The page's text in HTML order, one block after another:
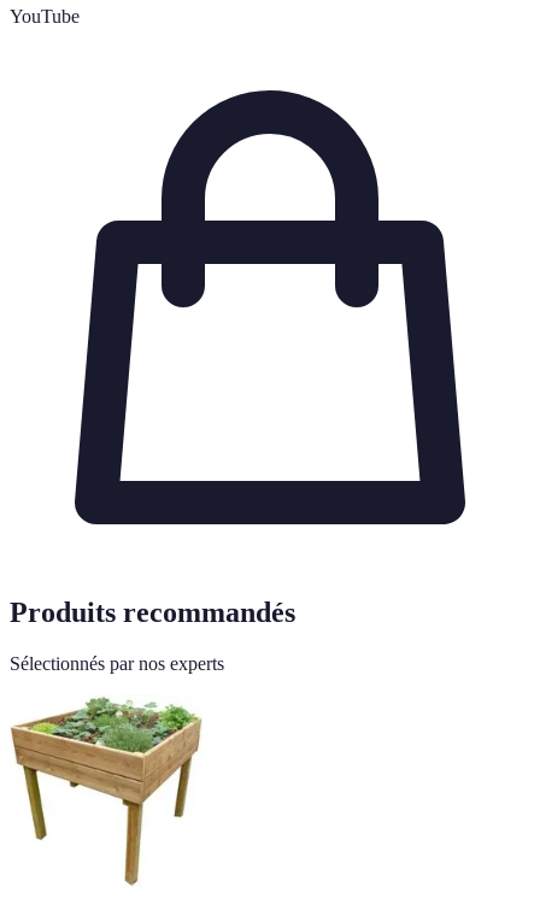
YouTube
Produits recommandés
Sélectionnés par nos experts